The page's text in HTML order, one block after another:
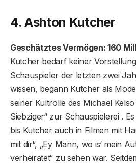
4. Ashton Kutcher
Geschätztes Vermögen: 160
Kutcher bedarf keiner
Schauspieler der letzten zwei
wissen, begann Kutcher als
seiner Kultrolle des Michael
Siebziger“ zur Schauspielerei .
bis Kutcher auch in Filmen mit
mit dir“, „Ey Mann, wo is‘ mein
verheiratet“ zu sehen war.